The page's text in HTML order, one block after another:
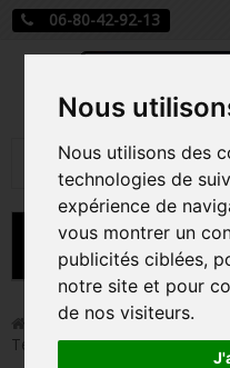
Nous
Nous utilisons des
technologies de
expérience de
vous montrer un
publicités ciblées,
notre site et pour
de nos visiteurs.
06-80-42-92-13
MENU
CARTE A JOUER
PRÉCOMMANDE FIGURINES
Funko Pop! >
Terrifier